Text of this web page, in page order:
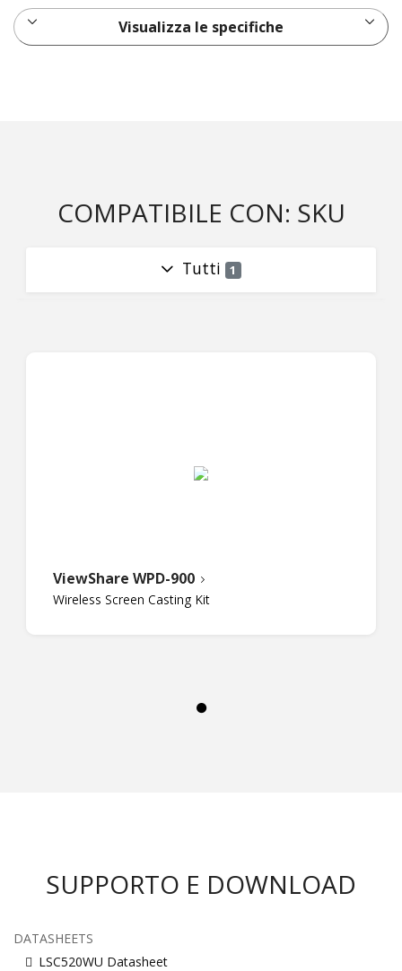
Visualizza le specifiche
COMPATIBILE CON: SKU
Tutti 1
ViewShare WPD-900
Wireless Screen Casting Kit
SUPPORTO E DOWNLOAD
DATASHEETS
LSC520WU Datasheet